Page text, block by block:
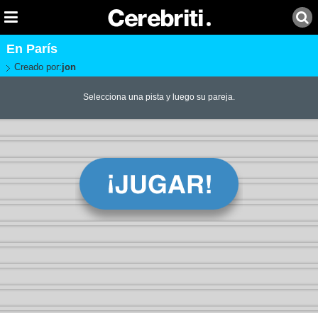
En París
Creado por:jon
Selecciona una pista y luego su pareja.